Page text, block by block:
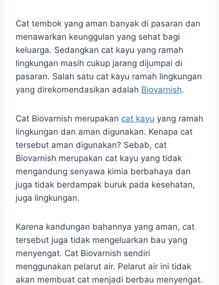
Cat tembok yang aman banyak di pasaran dan
menawarkan keunggulan yang sehat bagi
keluarga. Sedangkan cat kayu yang ramah
lingkungan masih cukup jarang dijumpai di
pasaran. Salah satu cat kayu ramah lingkungan
yang direkomendasikan adalah Biovarnish.
Cat Biovarnish merupakan cat kayu yang ramah
lingkungan dan aman digunakan. Kenapa cat
tersebut aman digunakan? Sebab, cat
Biovarnish merupakan cat kayu yang tidak
mengandung senyawa kimia berbahaya dan
juga tidak berdampak buruk pada kesehatan,
juga lingkungan.
Karena kandungan bahannya yang aman, cat
tersebut juga tidak mengeluarkan bau yang
menyengat. Cat Biovarnish sendiri
menggunakan pelarut air. Pelarut air ini tidak
akan membuat cat menjadi berbau menyengat.